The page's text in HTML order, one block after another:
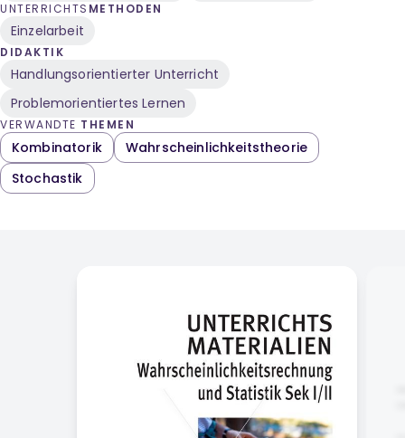
UNTERRICHTS METHODEN
Einzelarbeit
DIDAKTIK
Handlungsorientierter Unterricht
Problemorientiertes Lernen
VERWANDTE THEMEN
Kombinatorik
Wahrscheinlichkeitstheorie
Stochastik